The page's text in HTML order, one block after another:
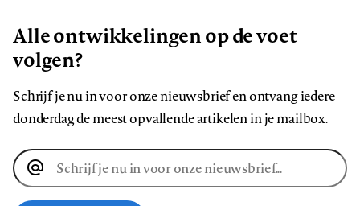
Alle ontwikkelingen op de voet
volgen?
Schrijf je nu in voor onze nieuwsbrief en ontvang iedere
donderdag de meest opvallende artikelen in je mailbox.
E-
mailadres